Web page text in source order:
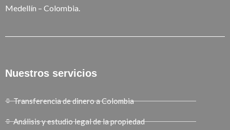
Medellín – Colombia.
Nuestros servicios
Transferencia de dinero a Colombia
Análisis y estudio legal de la propiedad